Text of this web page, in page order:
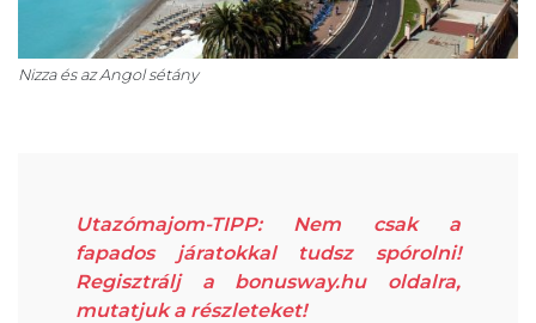
Nizza és az Angol sétány
Utazómajom-TIPP: Nem csak a
fapados járatokkal tudsz spórolni!
Regisztrálj a bonusway.hu oldalra,
mutatjuk a részleteket!